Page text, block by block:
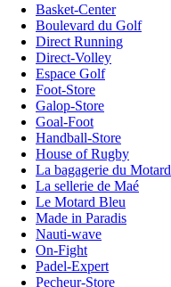
Basket-Center
Boulevard du Golf
Direct Running
Direct-Volley
Espace Golf
Foot-Store
Galop-Store
Goal-Foot
Handball-Store
House of Rugby
La bagagerie du Motard
La sellerie de Maé
Le Motard Bleu
Made in Paradis
Nauti-wave
On-Fight
Padel-Expert
Pecheur-Store